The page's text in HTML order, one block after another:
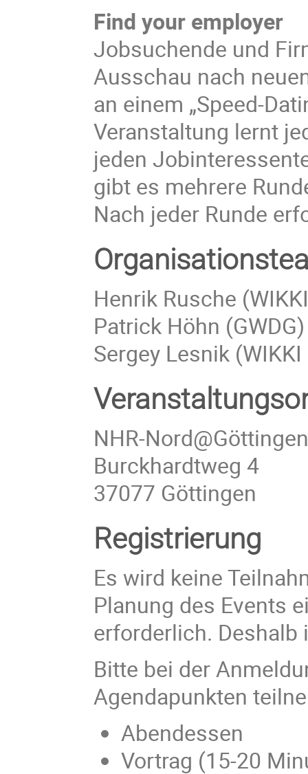
Find your employer
Jobsuchende und
Ausschau nach
an einem „Speed-
Veranstaltung lernt
jeden
gibt es mehrere
Nach jeder Runde
Henrik Rusche
Patrick Höhn
Sergey Lesnik
NHR-
Burckhardtweg 4
37077 Göttingen
Registrierung
Es wird keine
Planung des Events
erforderlich.
Bitte bei der
Agendapunkten
Abendessen
Vortrag (15-20